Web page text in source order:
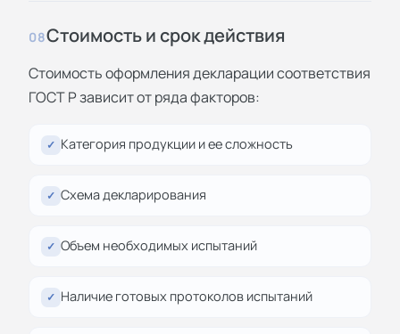
08Стоимость и срок действия
Стоимость оформления декларации соответствия
ГОСТ Р зависит от ряда факторов:
✓ Категория продукции и ее сложность
✓ Схема декларирования
✓ Объем необходимых испытаний
✓ Наличие готовых протоколов испытаний